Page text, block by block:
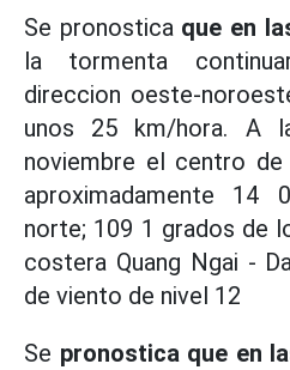
Se pronostica que en
la tormenta
direccion oeste-
unos 25 km/hora. A
noviembre el centro
aproximadamente
norte; 109 1 grados de
costera Quang Ngai -
de viento de nivel 12
Se pronostica que en